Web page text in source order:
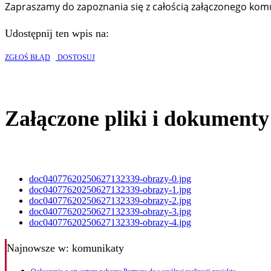
Zapraszamy do zapoznania się z całością załączonego
Udostępnij ten wpis na:
ZGŁOŚ BŁĄD DOSTOSUJ
Załączone pliki i dokumenty
doc04077620250627132339-obrazy-0.jpg
doc04077620250627132339-obrazy-1.jpg
doc04077620250627132339-obrazy-2.jpg
doc04077620250627132339-obrazy-3.jpg
doc04077620250627132339-obrazy-4.jpg
Najnowsze w: komunikaty